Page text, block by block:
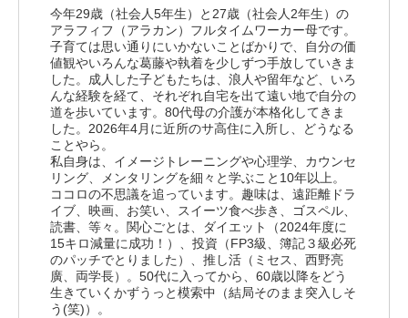
今年29歳（社会人5年生）と27歳（社会人2年生）の
アラフィフ（アラカン）フルタイムワーカー母です。
子育ては思い通りにいかないことばかりで、自分の価
値観やいろんな葛藤や執着を少しずつ手放していきま
した。成人した子どもたちは、浪人や留年など、いろ
んな経験を経て、それぞれ自宅を出て遠い地で自分の
道を歩いています。80代母の介護が本格化してきま
した。2026年4月に近所のサ高住に入所し、どうなる
ことやら。
私自身は、イメージトレーニングや心理学、カウンセ
リング、メンタリングを細々と学ぶこと10年以上。
ココロの不思議を追っています。趣味は、遠距離ドラ
イブ、映画、お笑い、スイーツ食べ歩き、ゴスペル、
読書、等々。関心ごとは、ダイエット（2024年度に
15キロ減量に成功！）、投資（FP3級、簿記３級必死
のパッチでとりました）、推し活（ミセス、西野亮
廣、両学長）。50代に入ってから、60歳以降をどう
生きていくかずうっと模索中（結局そのまま突入しそ
う(笑)）。